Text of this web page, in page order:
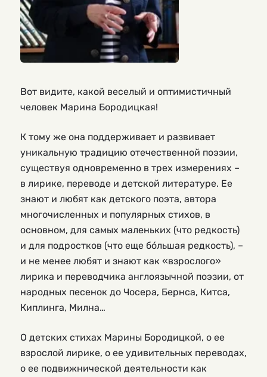
Вот видите, какой веселый и оптимистичный
человек Марина Бородицкая!
К тому же она поддерживает и развивает
уникальную традицию отечественной поэзии,
существуя одновременно в трех измерениях –
в лирике, переводе и детской литературе. Ее
знают и любят как детского поэта, автора
многочисленных и популярных стихов, в
основном, для самых маленьких (что редкость)
и для подростков (что еще бóльшая редкость), –
и не менее любят и знают как «взрослого»
лирика и переводчика англоязычной поэзии, от
народных песенок до Чосера, Бернса, Китса,
Киплинга, Милна…
О детских стихах Марины Бородицкой, о ее
взрослой лирике, о ее удивительных переводах,
о ее подвижнической деятельности как